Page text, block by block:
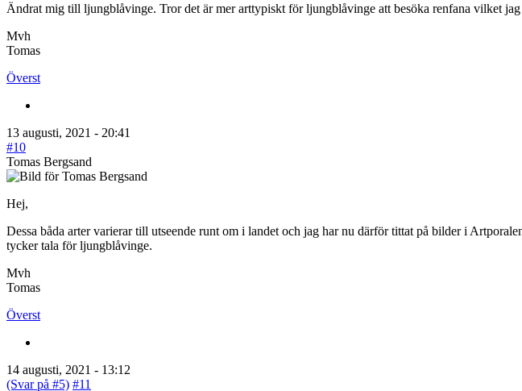
Ändrat mig till ljungblåvinge. Tror det är mer arttypiskt för ljungblåvinge att besöka renfana vilket
Mvh
Tomas
Överst
13 augusti, 2021 - 20:41
#10
Tomas Bergsand
Hej,
Dessa båda arter varierar till utseende runt om i landet och jag har nu därför tittat på bilder i
tycker tala för ljungblåvinge.
Mvh
Tomas
Överst
14 augusti, 2021 - 13:12
(Svar på #5) #11